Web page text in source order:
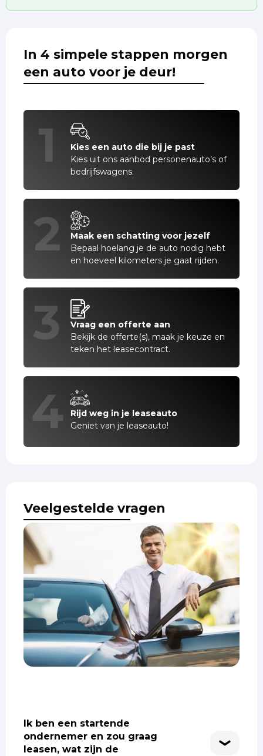
In 4 simpele stappen morgen
een auto voor je deur!
1
Kies een auto die bij je past
Kies uit ons aanbod personenauto’s of
bedrijfswagens.
2
Maak een schatting voor jezelf
Bepaal hoelang je de auto nodig hebt
en hoeveel kilometers je gaat rijden.
3
Vraag een offerte aan
Bekijk de offerte(s), maak je keuze en
teken het leasecontract.
4
Rijd weg in je leaseauto
Geniet van je leaseauto!
Veelgestelde vragen
Ik ben een startende
ondernemer en zou graag
leasen, wat zijn de